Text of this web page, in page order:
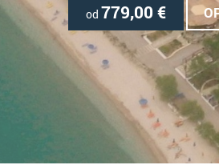
od 779,00 €